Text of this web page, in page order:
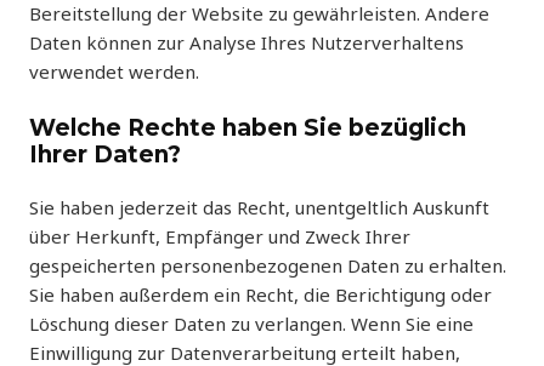
Bereitstellung der Website zu gewährleisten. Andere
Daten können zur Analyse Ihres Nutzerverhaltens
verwendet werden.
Welche Rechte haben Sie bezüglich
Ihrer Daten?
Sie haben jederzeit das Recht, unentgeltlich Auskunft
über Herkunft, Empfänger und Zweck Ihrer
gespeicherten personenbezogenen Daten zu erhalten.
Sie haben außerdem ein Recht, die Berichtigung oder
Löschung dieser Daten zu verlangen. Wenn Sie eine
Einwilligung zur Datenverarbeitung erteilt haben,